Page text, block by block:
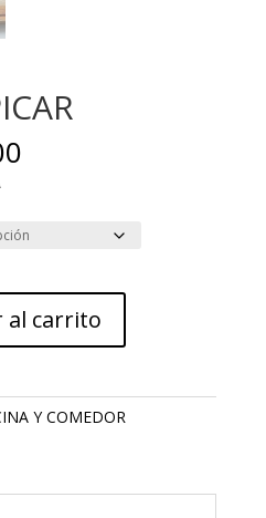
Rango
desde
$38.00
$40.00
al carrito
Y COMEDOR